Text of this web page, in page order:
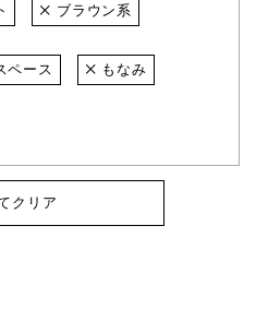
ブラウン系
ペース もなみ
クリア